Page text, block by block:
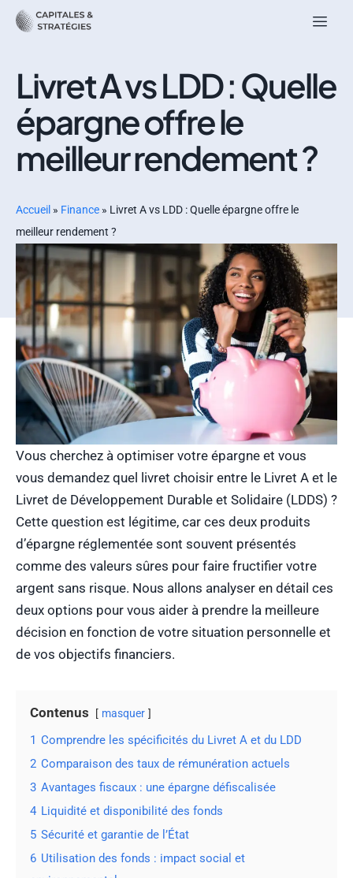
Livret A vs LDD : Quelle
épargne offre le
meilleur rendement ?
Accueil » Finance » Livret A vs LDD : Quelle épargne offre le
meilleur rendement ?
Vous cherchez à optimiser votre épargne et vous
vous demandez quel livret choisir entre le Livret A et le
Livret de Développement Durable et Solidaire (LDDS) ?
Cette question est légitime, car ces deux produits
d’épargne réglementée sont souvent présentés
comme des valeurs sûres pour faire fructifier votre
argent sans risque. Nous allons analyser en détail ces
deux options pour vous aider à prendre la meilleure
décision en fonction de votre situation personnelle et
de vos objectifs financiers.
Contenus masquer
1 Comprendre les spécificités du Livret A et du LDD
2 Comparaison des taux de rémunération actuels
3 Avantages fiscaux : une épargne défiscalisée
4 Liquidité et disponibilité des fonds
5 Sécurité et garantie de l’État
6 Utilisation des fonds : impact social et